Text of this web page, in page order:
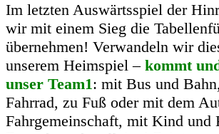
Im letzten Auswärtsspiel der
wir mit einem Sieg die
übernehmen! Verwandeln wir
unserem Heimspiel – kommt
unser Team1: mit Bus und
Fahrrad, zu Fuß oder mit dem
Fahrgemeinschaft, mit Kind und